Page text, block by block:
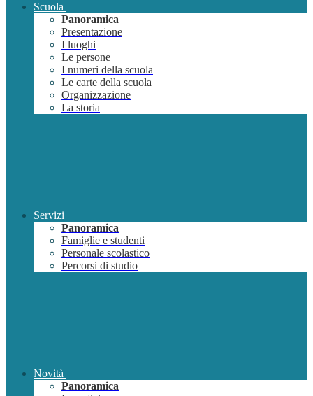
Scuola
Panoramica
Presentazione
I luoghi
Le persone
I numeri della scuola
Le carte della scuola
Organizzazione
La storia
Servizi
Panoramica
Famiglie e studenti
Personale scolastico
Percorsi di studio
Novità
Panoramica